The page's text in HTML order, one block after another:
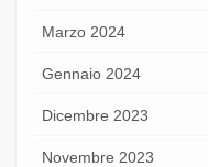
Marzo 2024
Gennaio 2024
Dicembre 2023
Novembre 2023